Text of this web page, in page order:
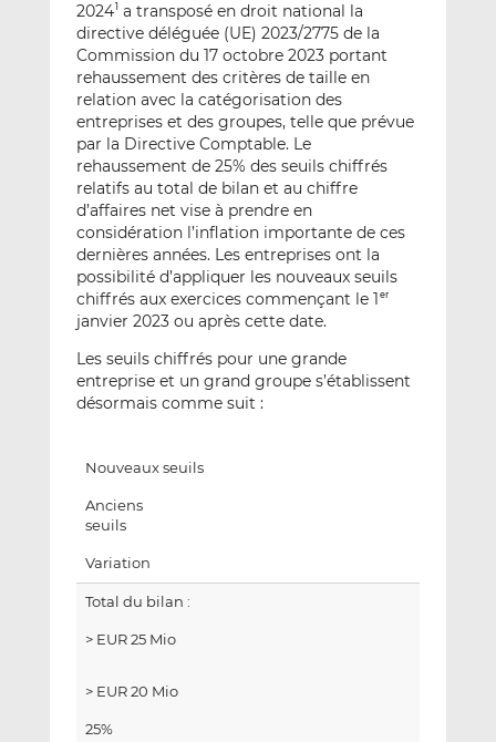
20241a transposé en droit national la
directive déléguée (UE) 2023/2775 de la
Commission du 17 octobre 2023 portant
rehaussement des critères de taille en
relation avec la catégorisation des
entreprises et des groupes, telle que prévue
par la Directive Comptable. Le
rehaussement de 25% des seuils chiffrés
relatifs au total de bilan et au chiffre
d’affaires net vise à prendre en
considération l’inflation importante de ces
dernières années. Les entreprises ont la
possibilité d’appliquer les nouveaux seuils
chiffrés aux exercices commençant le 1 er
janvier 2023 ou après cette date.
Les seuils chiffrés pour une grande
entreprise et un grand groupe s’établissent
désormais comme suit :
Nouveaux seuils
Anciens
seuils
Variation
Total du bilan :
> EUR 25 Mio
> EUR 20 Mio
25%